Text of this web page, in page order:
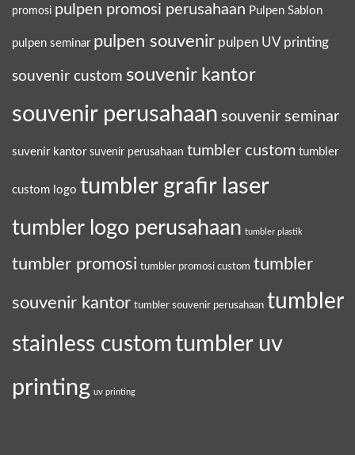
promosi pulpen promosi perusahaan Pulpen Sablon
pulpen seminar pulpen souvenir pulpen UV printing
souvenir custom souvenir kantor
souvenir perusahaan souvenir seminar
suvenir kantor suvenir perusahaan tumbler custom tumbler
custom logo tumbler grafir laser
tumbler logo perusahaan tumbler plastik
tumbler promosi tumbler promosi custom tumbler
souvenir kantor tumbler souvenir perusahaan tumbler
stainless customtumbler uv
printing uv printing